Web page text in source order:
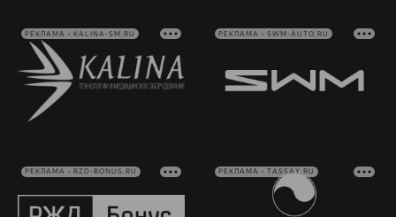
РЕКЛАМА • KALINA-SM.RU РЕКЛАМА • SWM-AUTO.RU
РЕКЛАМА • RZD-BONUS.RU РЕКЛАМА • TASSAY.RU